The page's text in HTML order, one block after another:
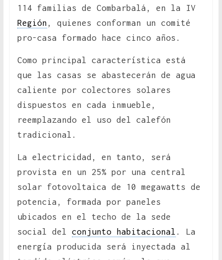
114 familias de Combarbalá, en la IV
Región , quienes conforman un comité
pro-casa formado hace cinco años.
Como principal característica está
que las casas se abastecerán de agua
caliente por colectores solares
dispuestos en cada inmueble,
reemplazando el uso del calefón
tradicional.
La electricidad, en tanto, será
provista en un 25% por una central
solar fotovoltaica de 10 megawatts de
potencia, formada por paneles
ubicados en el techo de la sede
social del conjunto habitacional . La
energía producida será inyectada al